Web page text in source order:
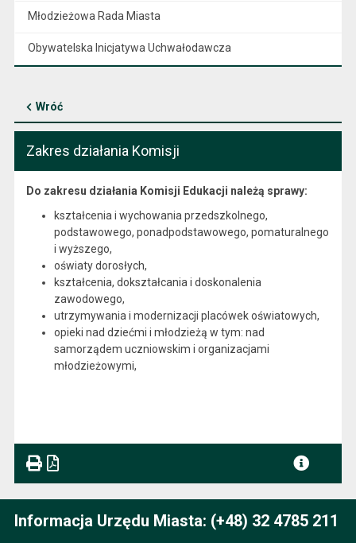
Młodzieżowa Rada Miasta
Obywatelska Inicjatywa Uchwałodawcza
Wróć
Zakres działania Komisji
Do zakresu działania Komisji Edukacji należą sprawy:
kształcenia i wychowania przedszkolnego,
podstawowego, ponadpodstawowego, pomaturalnego
i wyższego,
oświaty dorosłych,
kształcenia, dokształcania i doskonalenia
zawodowego,
utrzymywania i modernizacji placówek oświatowych,
opieki nad dziećmi i młodzieżą w tym: nad
samorządem uczniowskim i organizacjami
młodzieżowymi,
Informacja Urzędu Miasta: (+48) 32 4785 211